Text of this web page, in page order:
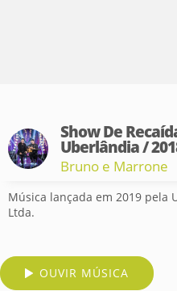
Show De
Uberlândia /
Bruno e Marrone
Música lançada em 2019 pela
Ltda.
OUVIR MÚSICA